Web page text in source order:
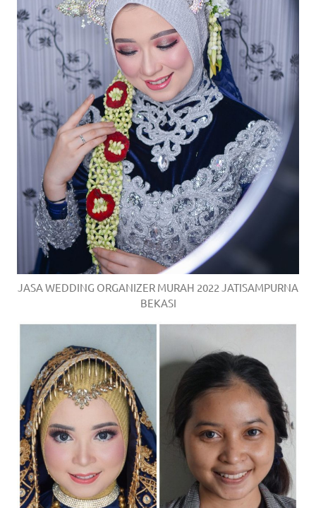
JASA WEDDING ORGANIZER MURAH 2022 JATISAMPURNA
BEKASI